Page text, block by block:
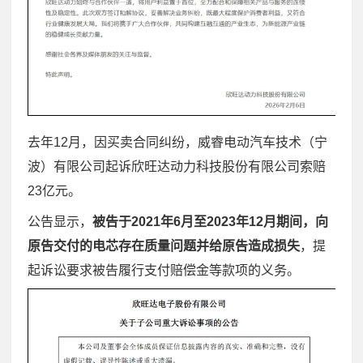
去年12月，因买卖合同纠纷，威睿电动汽车技术（宁
波）有限公司起诉欣旺达动力科技股份有限公司索赔
23亿元。
公告显示， 被告于2021年6月至2023年12月期间，向
原告交付的电芯存在质量问题并给原告造成损失，提
起诉讼要求被告履行支付赔偿金等款项的义务。